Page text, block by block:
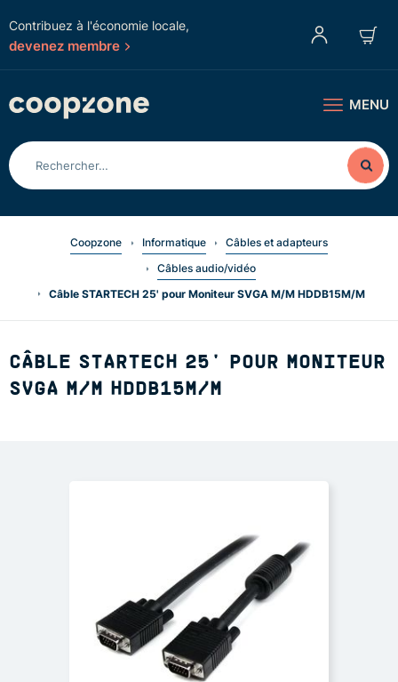
Contribuez à l'économie locale,
devenez membre
MENU
Coopzone Informatique
Câbles et adapteurs
Câbles audio/vidéo
Câble STARTECH 25' pour Moniteur SVGA M/M HDDB15M/M
CÂBLE STARTECH 25' POUR MONITEUR
SVGA M/M HDDB15M/M